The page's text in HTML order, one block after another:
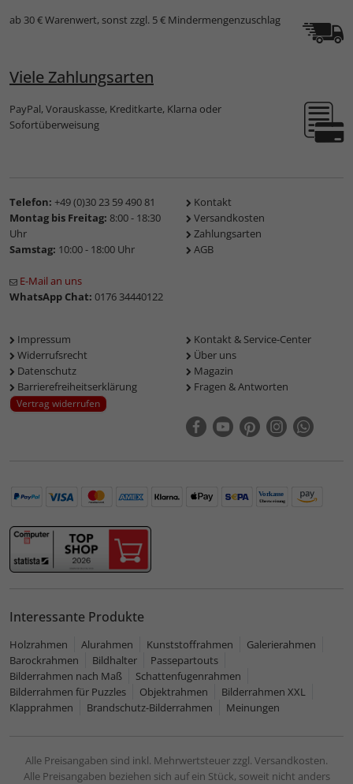
ab 30 € Warenwert, sonst zzgl. 5 € Mindermengenzuschlag
Viele Zahlungsarten
PayPal, Vorauskasse, Kreditkarte, Klarna oder
Sofortüberweisung
Telefon: +49 (0)30 23 59 490 81
Montag bis Freitag: 8:00 - 18:30
Uhr
Samstag: 10:00 - 18:00 Uhr
E-Mail an uns
WhatsApp Chat: 0176 34440122
Kontakt
Versandkosten
Zahlungsarten
AGB
Impressum
Widerrufsrecht
Datenschutz
Barrierefreiheitserklärung
Vertrag widerrufen
Kontakt & Service-Center
Über uns
Magazin
Fragen & Antworten
Interessante Produkte
Holzrahmen Alurahmen Kunststoffrahmen
Galerierahmen
Barockrahmen
Bildhalter
Passepartouts
Bilderrahmen nach Maß
Schattenfugenrahmen
Bilderrahmen für Puzzles
Objektrahmen
Bilderrahmen XXL
Klapprahmen
Brandschutz-Bilderrahmen Meinungen
Alle Preisangaben sind inkl. Mehrwertsteuer zzgl. Versandkosten.
Alle Preisangaben beziehen sich auf ein Stück, soweit nicht anders